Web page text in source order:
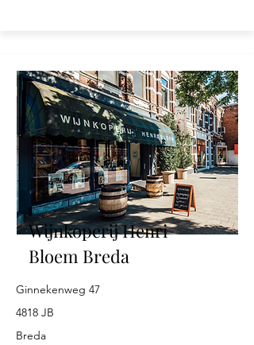
Wijnkoperij Henri
Bloem Breda
Ginnekenweg 47
4818 JB
Breda